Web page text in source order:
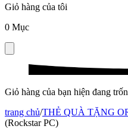
Giỏ hàng của tôi
0 Mục
Giỏ hàng của bạn hiện đang
trang chủ/THẺ QUÀ TẶNG
(Rockstar PC)